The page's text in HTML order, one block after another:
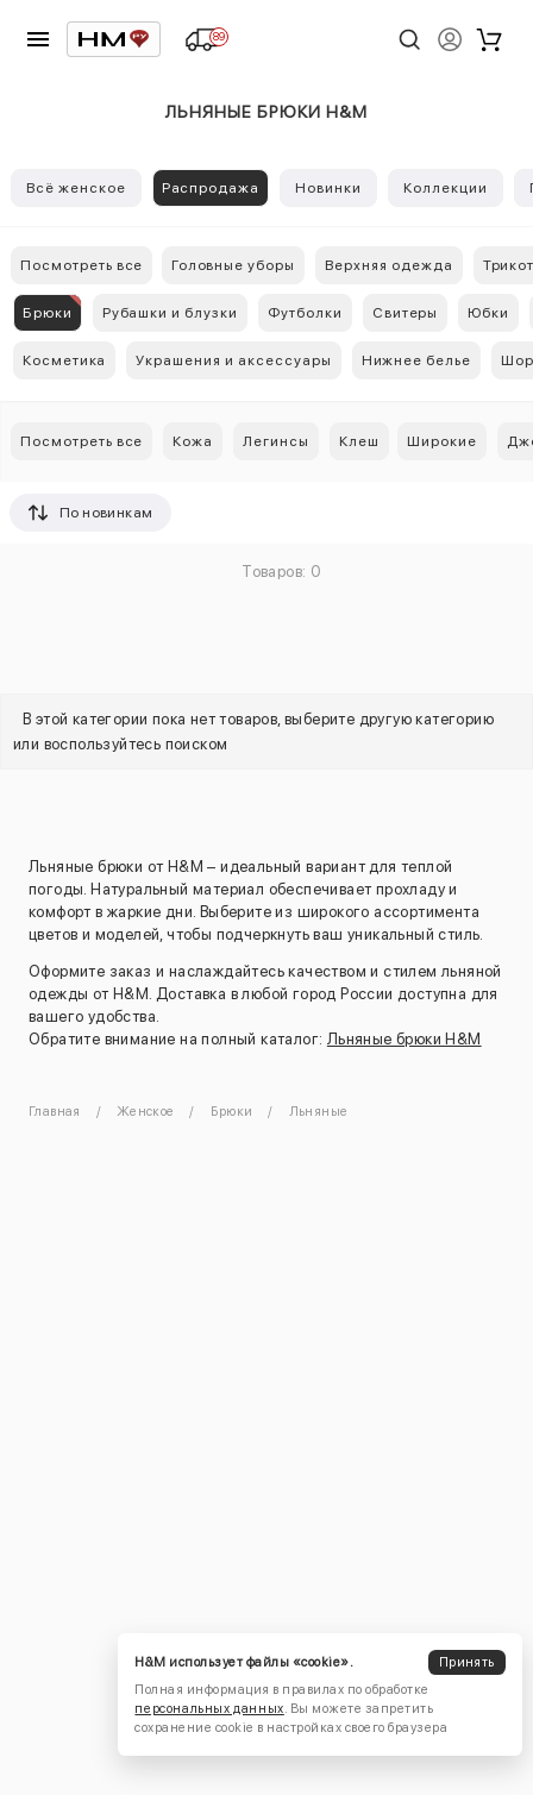
89
ЛЬНЯНЫЕ БРЮКИ H&M
Всё женское Распродажа Новинки Коллекции
Посмотреть все Головные уборы Верхняя одежда
Брюки Рубашки и блузки Футболки Свитеры Юбки
Косметика Украшения и аксессуары Нижнее белье
Посмотреть все Кожа Легинсы Клеш Широкие
По новинкам
Товаров: 0
В этой категории пока нет товаров, выберите другую категорию
или воспользуйтесь поиском
Льняные брюки от H&M – идеальный вариант для теплой
погоды. Натуральный материал обеспечивает прохладу и
комфорт в жаркие дни. Выберите из широкого ассортимента
цветов и моделей, чтобы подчеркнуть ваш уникальный стиль.
Оформите заказ и наслаждайтесь качеством и стилем льняной
одежды от H&M. Доставка в любой город России доступна для
вашего удобства.
Обратите внимание на полный каталог: Льняные брюки H&M
Главная Женское Брюки Льняные
H&M использует файлы «cookie».
Принять
Полная информация в правилах по обработке
персональных данных. Вы можете запретить
сохранение cookie в настройках своего браузера